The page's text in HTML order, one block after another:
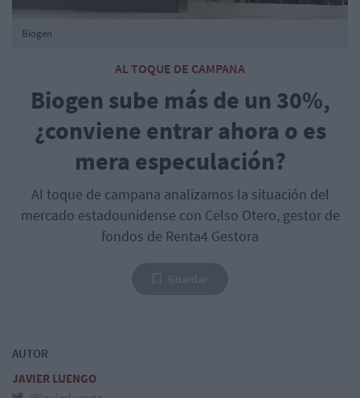
AL TOQUE DE CAMPANA
Biogen sube más de un 30%,
¿conviene entrar ahora o es
mera especulación?
Al toque de campana analizamos la situación del
mercado estadounidense con Celso Otero, gestor de
fondos de Renta4 Gestora
Biogen
AUTOR
JAVIER LUENGO